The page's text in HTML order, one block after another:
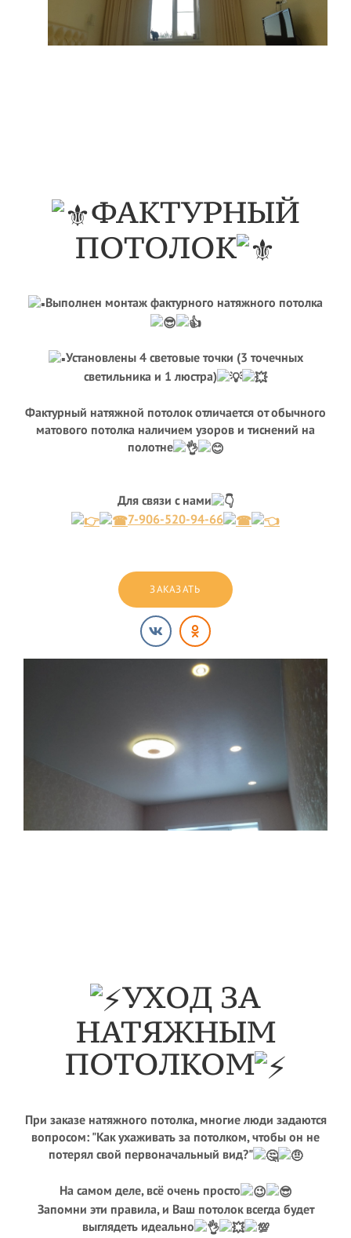
ФАКТУРНЫЙ
ПОТОЛОК
Выполнен монтаж фактурного натяжного потолка
Установлены 4 световые точки (3 точечных
светильника и 1 люстра)
Фактурный натяжной потолок отличается от обычного
матового потолка наличием узоров и тиснений на
полотне
Для связи с нами
7-906-520-94-66
ЗАКАЗАТЬ
УХОД ЗА
НАТЯЖНЫМ
ПОТОЛКОМ
При заказе натяжного потолка, многие люди задаются
вопросом: "Как ухаживать за потолком, чтобы он не
потерял свой первоначальный вид?"
На самом деле, всё очень просто
Запомни эти правила, и Ваш потолок всегда будет
выглядеть идеально